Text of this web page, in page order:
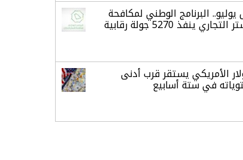
يوليو.. البرنامج الوطني لمكافحة
ينفذ 5270 جولة رقابية
الأمريكي يستقر قرب أدنى
في ستة أسابيع